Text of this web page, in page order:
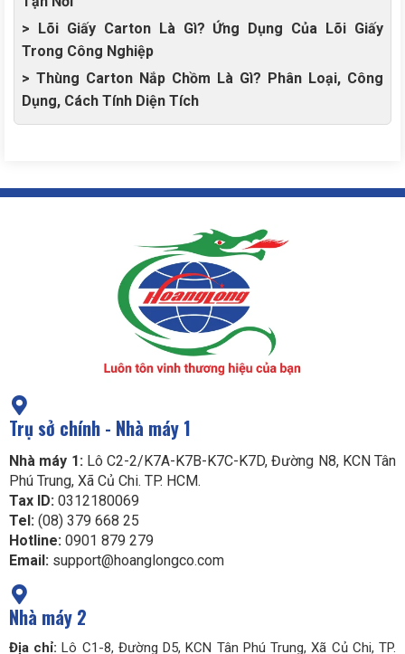
> Lõi Giấy Carton Là Gì? Ứng Dụng Của Lõi Giấy
Trong Công Nghiệp
> Thùng Carton Nắp Chồm Là Gì? Phân Loại, Công
Dụng, Cách Tính Diện Tích
Trụ sở chính - Nhà máy 1
Nhà máy 1:Lô C2-2/K7A-K7B-K7C-K7D, Đường N8, KCN Tân
Phú Trung, Xã Củ Chi. TP. HCM.
Tax ID: 0312180069
Tel: (08) 379 668 25
Hotline: 0901 879 279
Email: support@hoanglongco.com
Nhà máy 2
Địa chỉ: Lô C1-8, Đường D5, KCN Tân Phú Trung, Xã Củ Chi, TP.